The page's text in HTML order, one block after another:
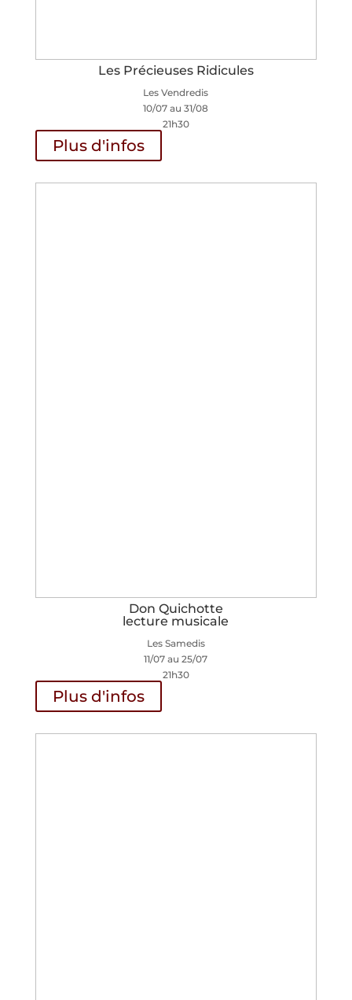
Les Précieuses Ridicules
Les Vendredis
10/07 au 31/08
21h30
Plus d'infos
Don Quichotte
lecture musicale
Les Samedis
11/07 au 25/07
21h30
Plus d'infos